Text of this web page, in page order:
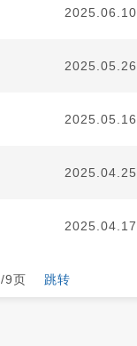
2025.06.10
2025.05.26
2025.05.16
2025.04.25
2025.04.17
/9页 跳转